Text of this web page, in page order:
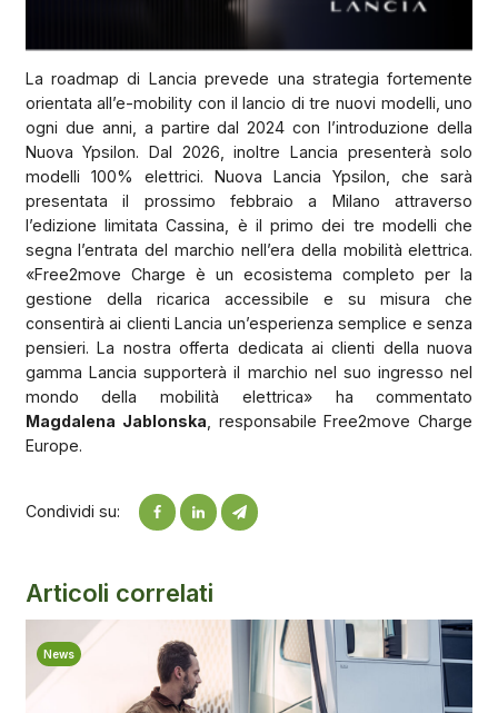
La roadmap di Lancia prevede una strategia fortemente
orientata all’e-mobility con il lancio di tre nuovi modelli, uno
ogni due anni, a partire dal 2024 con l’introduzione della
Nuova Ypsilon. Dal 2026, inoltre Lancia presenterà solo
modelli 100% elettrici. Nuova Lancia Ypsilon, che sarà
presentata il prossimo febbraio a Milano attraverso
l’edizione limitata Cassina, è il primo dei tre modelli che
segna l’entrata del marchio nell’era della mobilità elettrica.
«Free2move Charge è un ecosistema completo per la
gestione della ricarica accessibile e su misura che
consentirà ai clienti Lancia un’esperienza semplice e senza
pensieri. La nostra offerta dedicata ai clienti della nuova
gamma Lancia supporterà il marchio nel suo ingresso nel
mondo della mobilità elettrica» ha commentato
Magdalena Jablonska , responsabile Free2move Charge
Europe.
Condividi su:
Articoli correlati
News